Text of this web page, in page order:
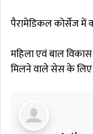
पैरामेडिकल कोर्सेज में
महिला एवं बाल
मिलने वाले सेस के लिए